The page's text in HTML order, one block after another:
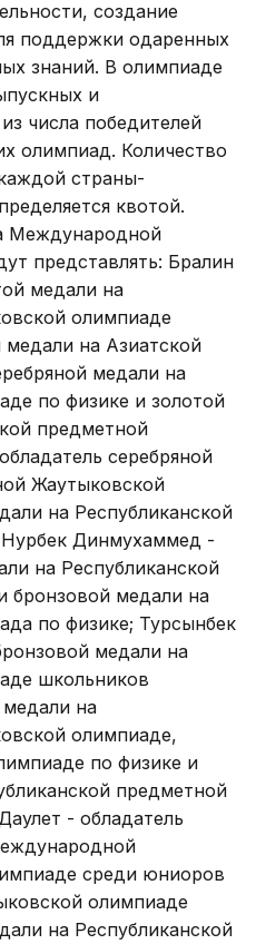
создание
поддержки одаренных
знаний. В олимпиаде
и
числа победителей
олимпиад. Количество
страны-
квотой.
Международной
представлять: Бралин
медали на
олимпиаде
на Азиатской
медали на
по физике и золотой
предметной
серебряной
Жаутыковской
на Республиканской
Динмухаммед -
на Республиканской
бронзовой медали на
по физике; Турсынбек
медали на
школьников
медали на
олимпиаде,
по физике и
предметной
- обладатель
среди юниоров
олимпиаде
на Республиканской